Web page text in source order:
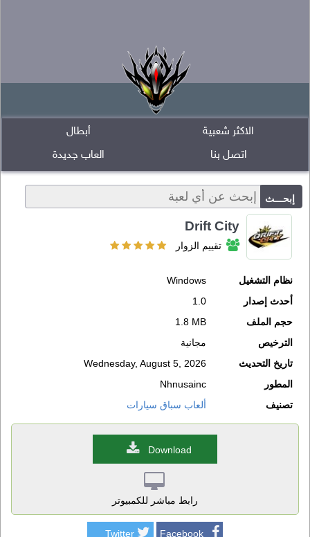
أبطال
الاكثر شعبية
العاب جديدة
اتصل بنا
Drift City
تقييم الزوار
نظام التشغيل
Windows
أحدث إصدار
1.0
حجم الملف
1.8 MB
الترخيص
مجانية
تاريخ التحديث
Wednesday, August 5, 2026
المطور
Nhnusainc
تصنيف
ألعاب سباق سيارات
Download
رابط مباشر للكمبيوتر
Facebook
Twitter